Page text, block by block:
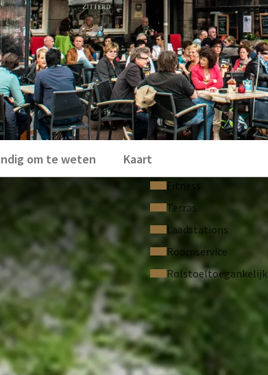
HOTEL INFORMATIE
om te weten Kaart
Terras
Laadstations
Roomservice
Rolstoeltoegankelijk
VEELGESTELDE VRAGEN
per kamer en beschikbaarheid.